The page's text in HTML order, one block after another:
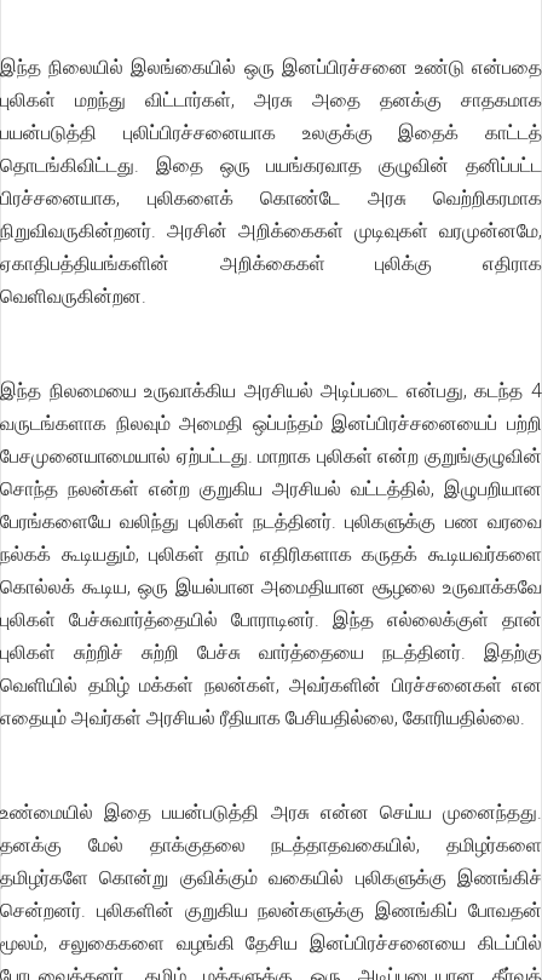
இந்த நிலையில் இலங்கையில் ஒரு இனப்பிரச்சனை உண்டு என்பதை
புலிகள் மறந்து விட்டார்கள், அரசு அதை தனக்கு சாதகமாக
பயன்படுத்தி புலிப்பிரச்சனையாக உலகுக்கு இதைக் காட்டத்
தொடங்கிவிட்டது. இதை ஒரு பயங்கரவாத குழுவின் தனிப்பட்ட
பிரச்சனையாக, புலிகளைக் கொண்டே அரசு வெற்றிகரமாக
நிறுவிவருகின்றனர். அரசின் அறிக்கைகள் முடிவுகள் வரமுன்னமே,
ஏகாதிபத்தியங்களின் அறிக்கைகள் புலிக்கு எதிராக
வெளிவருகின்றன.
இந்த நிலமையை உருவாக்கிய அரசியல் அடிப்படை என்பது, கடந்த 4
வருடங்களாக நிலவும் அமைதி ஒப்பந்தம் இனப்பிரச்சனையைப் பற்றி
பேசமுனையாமையால் ஏற்பட்டது. மாறாக புலிகள் என்ற குறுங்குழுவின்
சொந்த நலன்கள் என்ற குறுகிய அரசியல் வட்டத்தில், இழுபறியான
பேரங்களையே வலிந்து புலிகள் நடத்தினர். புலிகளுக்கு பண வரவை
நல்கக் கூடியதும், புலிகள் தாம் எதிரிகளாக கருதக் கூடியவர்களை
கொல்லக் கூடிய, ஒரு இயல்பான அமைதியான சூழலை உருவாக்கவே
புலிகள் பேச்சுவார்த்தையில் போராடினர். இந்த எல்லைக்குள் தான்
புலிகள் சுற்றிச் சுற்றி பேச்சு வார்த்தையை நடத்தினர். இதற்கு
வெளியில் தமிழ் மக்கள் நலன்கள், அவர்களின் பிரச்சனைகள் என
எதையும் அவர்கள் அரசியல் ரீதியாக பேசியதில்லை, கோரியதில்லை.
உண்மையில் இதை பயன்படுத்தி அரசு என்ன செய்ய முனைந்தது.
தனக்கு மேல் தாக்குதலை நடத்தாதவகையில், தமிழர்களை
தமிழர்களே கொன்று குவிக்கும் வகையில் புலிகளுக்கு இணங்கிச்
சென்றனர். புலிகளின் குறுகிய நலன்களுக்கு இணங்கிப் போவதன்
மூலம், சலுகைகளை வழங்கி தேசிய இனப்பிரச்சனையை கிடப்பில்